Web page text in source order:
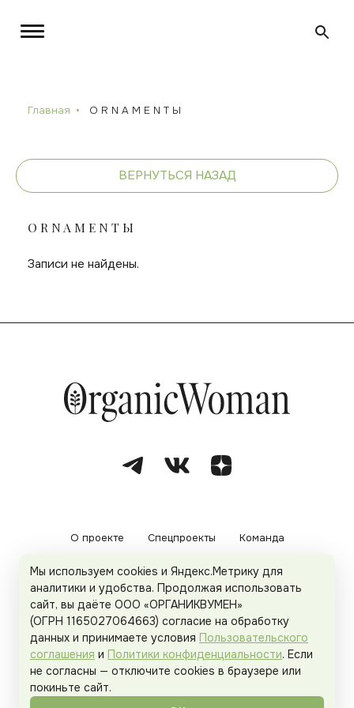
Главная O R N A M E N T Ы
ВЕРНУТЬСЯ НАЗАД
O R N A M E N T Ы
Записи не найдены.
О проекте Спецпроекты Команда
Рекламодателям Политика конфиденциальности
Пользовательское соглашение
Organicwoman.ru . Все права защищены.
Мы используем cookies и Яндекс.Метрику для
аналитики и удобства. Продолжая использовать
сайт, вы даёте ООО «ОРГАНИКВУМЕН»
(ОГРН 1165027064663) согласие на обработку
данных и принимаете условия Пользовательского
соглашения и Политики конфиденциальности. Если
не согласны — отключите cookies в браузере или
покиньте сайт.